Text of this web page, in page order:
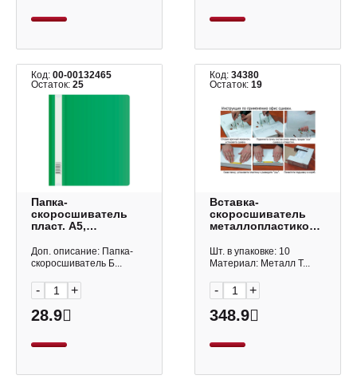
Код: 00-00132465
Остаток: 25
Папка-
скоросшиватель
пласт. А5,
зеленый
PSL20A5GRN
Доп. описание: Папка-
скоросшиватель Б...
- +
28.9
Код:34380
Остаток:19
Вставка-
скоросшиватель
металлопластиковый,
333
Шт. в упаковке: 10
Материал: Металл Т...
- +
348.9